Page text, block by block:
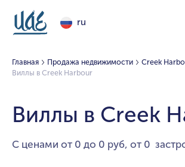
ru
Главная Продажа недвижимости
Creek
Виллы в Creek Harbour
Виллы в Creek
С ценами от 0 до 0 руб, от 0